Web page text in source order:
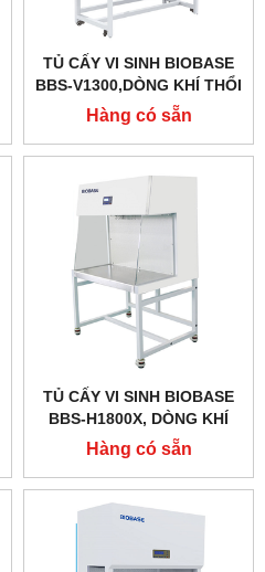
TỦ CẤY VI SINH BIOBASE
BBS-V1300,DÒNG KHÍ THỔI
ĐỨNG
Hàng có sẵn
TỦ CẤY VI SINH BIOBASE
BBS-H1800X, DÒNG KHÍ
THỔI NGANG
Hàng có sẵn